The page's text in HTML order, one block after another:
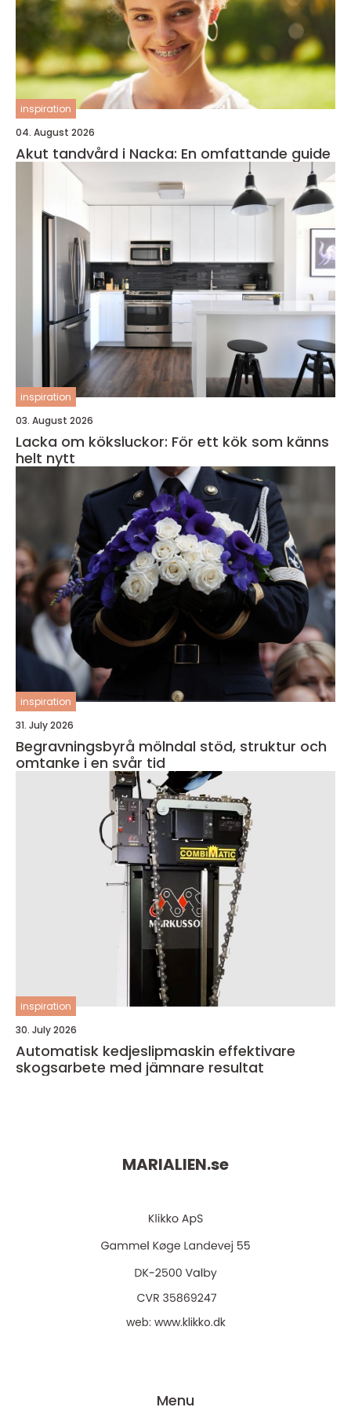
inspiration
04. August 2026
Akut tandvård i Nacka: En omfattande guide
inspiration
03. August 2026
Lacka om köksluckor: För ett kök som känns
helt nytt
inspiration
31. July 2026
Begravningsbyrå mölndal stöd, struktur och
omtanke i en svår tid
inspiration
30. July 2026
Automatisk kedjeslipmaskin effektivare
skogsarbete med jämnare resultat
MARIALIEN.se
web: www.klikko.dk
Menu